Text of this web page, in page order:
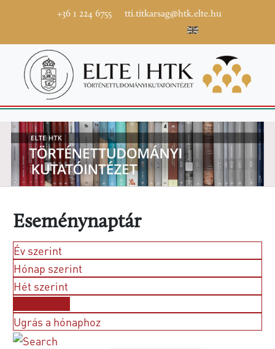
+36 1 224 6755 tti.titkarsag@htk.elte.hu
Eseménynaptár
Év szerint
Hónap szerint
Hét szerint
Ugrás a hónaphoz